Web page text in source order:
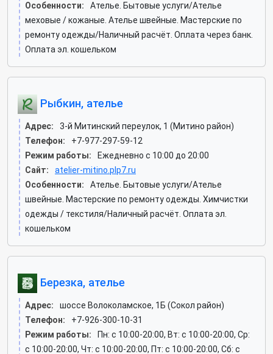
Особенности:
Ателье. Бытовые услуги/Ателье
меховые / кожаные. Ателье швейные. Мастерские по
ремонту одежды/Наличный расчёт. Оплата через банк.
Оплата эл. кошельком
Рыбкин, ателье
Адрес:
3-й Митинский переулок, 1 (Митино район)
Телефон:
+7-977-297-59-12
Режим работы:
Ежедневно с 10:00 до 20:00
Сайт:
atelier-mitino.plp7.ru
Особенности:
Ателье. Бытовые услуги/Ателье
швейные. Мастерские по ремонту одежды. Химчистки
одежды / текстиля/Наличный расчёт. Оплата эл.
кошельком
Березка, ателье
Адрес:
шоссе Волоколамское, 1Б (Сокол район)
Телефон:
+7-926-300-10-31
Режим работы:
Пн: c 10:00-20:00, Вт: c 10:00-20:00, Ср:
c 10:00-20:00, Чт: c 10:00-20:00, Пт: c 10:00-20:00, Сб: c